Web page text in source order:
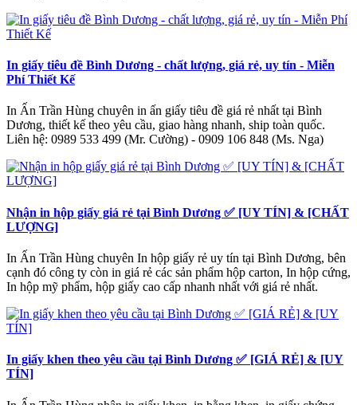
In giấy tiêu đề Bình Dương - chất lượng, giá rẻ, uy tín - Miễn
Phí Thiết Kế
In Ấn Trần Hùng chuyên in ấn giấy tiêu đề giá rẻ nhất tại Bình
Dương, thiết kế theo yêu cầu, giao hàng nhanh, ship toàn quốc.
Liên hệ: 0989 533 499 (Mr. Cường) - 0909 106 848 (Ms. Nga)
Nhận in hộp giấy giá rẻ tại Bình Dương ✅ [UY TÍN] & [CHẤT
LƯỢNG]
In Ấn Trần Hùng chuyên In hộp giấy rẻ uy tín tại Bình Dương, bên
cạnh đó công ty còn in giá rẻ các sản phẩm hộp carton, In hộp cứng,
In hộp mỹ phẩm, hộp giấy cao cấp nhanh nhất với giá rẻ nhất.
In giấy khen theo yêu cầu tại Bình Dương ✅ [GIÁ RẺ] & [UY
TÍN]